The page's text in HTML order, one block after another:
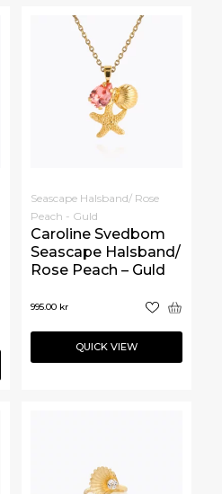
Seascape Halsband/ Rose
Peach - Guld
Caroline Svedbom
Seascape Halsband/
Rose Peach – Guld
995.00 kr
QUICK VIEW